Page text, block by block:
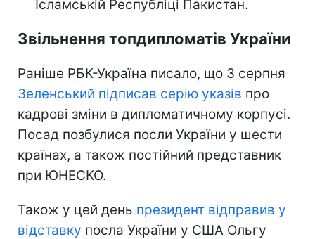
Ісламській Республіці Пакистан.
Звільнення топдипломатів України
Раніше РБК-Україна писало, що 3 серпня
Зеленський підписав серію указів про
кадрові зміни в дипломатичному корпусі.
Посад позбулися посли України у шести
країнах, а також постійний представник
при ЮНЕСКО.
Також у цей день президент відправив у
відставку посла України у США Ольгу